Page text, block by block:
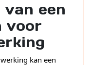
van een
voor
kan een